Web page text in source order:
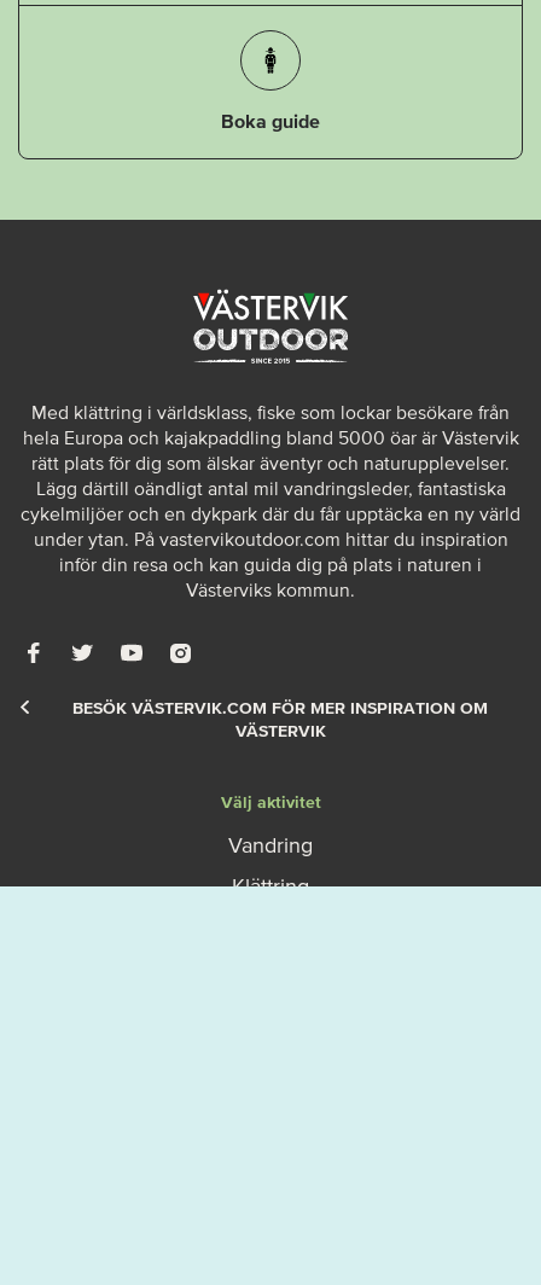
Boka guide
Med klättring i världsklass, fiske som lockar besökare från
hela Europa och kajakpaddling bland 5000 öar är Västervik
rätt plats för dig som älskar äventyr och naturupplevelser.
Lägg därtill oändligt antal mil vandringsleder, fantastiska
cykelmiljöer och en dykpark där du får upptäcka en ny värld
under ytan. På vastervikoutdoor.com hittar du inspiration
inför din resa och kan guida dig på plats i naturen i
Västerviks kommun.
BESÖK VÄSTERVIK.COM FÖR MER INSPIRATION OM
VÄSTERVIK
Välj aktivitet
Vandring
Klättring